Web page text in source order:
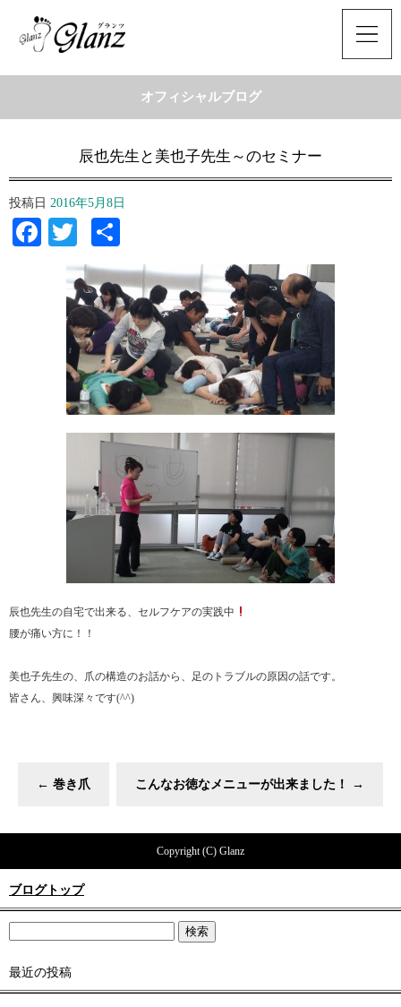
オフィシャルブログ
辰也先生と美也子先生～のセミナー
投稿日 2016年5月8日
Facebook
Twitter
有
辰也先生の自宅で出来る、セルフケアの実践中
腰が痛い方に！！
美也子先生の、爪の構造のお話から、足のトラブルの原因の話です。
皆さん、興味深々です(^^)
← 巻き爪 こんなお徳なメニューが出来ました！ →
Copyright (C) Glanz
ブログトップ
最近の投稿